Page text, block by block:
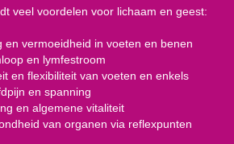
veel voordelen voor lichaam en geest:
en vermoeidheid in voeten en benen
en lymfestroom
en flexibiliteit van voeten en enkels
en spanning
en algemene vitaliteit
van organen via reflexpunten